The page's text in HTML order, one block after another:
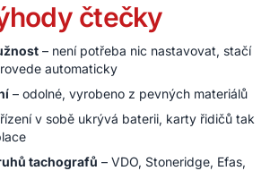
čtečky
– není potřeba nic nastavovat, stačí
automaticky
– odolné, vyrobeno z pevných materiálů
v sobě ukrývá baterii, karty řidičů tak
tachografů – VDO, Stoneridge, Efas,